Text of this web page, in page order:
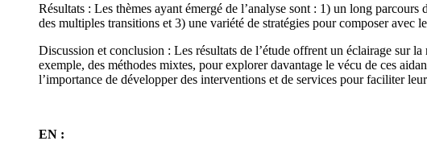
Résultats : Les thèmes ayant émergé de l’analyse sont : 1) un long
des multiples transitions et 3) une variété de stratégies pour composer avec
Discussion et conclusion : Les résultats de l’étude offrent un éclairage sur
exemple, des méthodes mixtes, pour explorer davantage le vécu de ces
l’importance de développer des interventions et de services pour faciliter
EN :